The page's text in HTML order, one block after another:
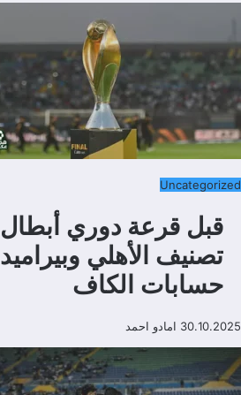
Uncategorized
قبل قرعة دوري أبطال
تصنيف الأهلي
حسابات الكاف
30.10.2025 امادو احمد